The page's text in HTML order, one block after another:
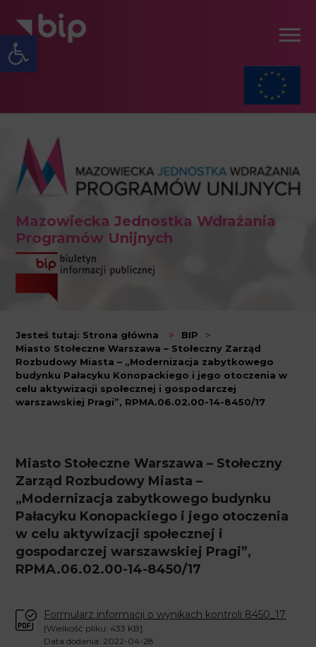
Open toolbar
Mazowiecka Jednostka Wdrażania
Programów Unijnych
Jesteś tutaj: Strona główna > BIP
>
Miasto Stołeczne Warszawa – Stołeczny Zarząd
Rozbudowy Miasta – „Modernizacja zabytkowego
budynku Pałacyku Konopackiego i jego otoczenia w
celu aktywizacji społecznej i gospodarczej
warszawskiej Pragi”, RPMA.06.02.00-14-8450/17
Miasto Stołeczne Warszawa – Stołeczny
Zarząd Rozbudowy Miasta –
„Modernizacja zabytkowego budynku
Pałacyku Konopackiego i jego otoczenia
w celu aktywizacji społecznej i
gospodarczej warszawskiej Pragi”,
RPMA.06.02.00-14-8450/17
Formularz informacji o wynikach kontroli 8450_17
[Wielkość pliku: 433 KB].
Data dodania: 2022-04-28